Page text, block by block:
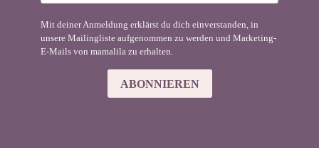
Mit deiner Anmeldung erklärst du dich einverstanden, in
unsere Mailingliste aufgenommen zu werden und Marketing-
E-Mails von mamalila zu erhalten.
ABONNIEREN